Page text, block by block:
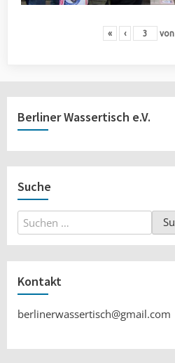
« ‹ von
Berliner Wassertisch e.V.
Suche
Suchen
nach:
Kontakt
berlinerwassertisch@gmail.com